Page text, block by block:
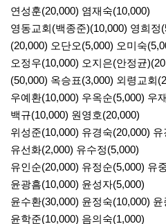
연성훈(20,000) 염재숙(10,000)
영동교회(백종준)(10,000) 영희정
(20,000) 오단오(5,000) 오미숙
오정우(10,000) 오지은(안정균
(50,000) 옥승표(3,000) 외령교회
우예환(10,000) 우옥순(5,000) 우
백규(10,000) 원영호(20,000)
위성준(10,000) 유경숙(20,000)
유선화(2,000) 유수정(5,000)
유인순(20,000) 유정순(5,000) 유
윤광흠(10,000) 윤성자(5,000)
윤수환(30,000) 윤정숙(10,000)
윤학준(10,000) 음의숙(1,000)